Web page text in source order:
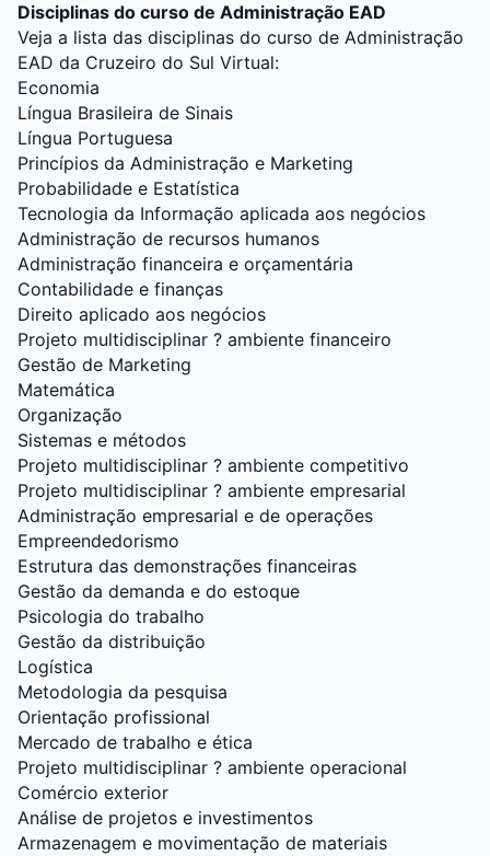
Disciplinas do curso de Administração EAD
Veja a lista das disciplinas do curso de Administração
EAD da Cruzeiro do Sul Virtual:
Economia
Língua Brasileira de Sinais
Língua Portuguesa
Princípios da Administração e Marketing
Probabilidade e Estatística
Tecnologia da Informação aplicada aos negócios
Administração de recursos humanos
Administração financeira e orçamentária
Contabilidade e finanças
Direito aplicado aos negócios
Projeto multidisciplinar ? ambiente financeiro
Gestão de Marketing
Matemática
Organização
Sistemas e métodos
Projeto multidisciplinar ? ambiente competitivo
Projeto multidisciplinar ? ambiente empresarial
Administração empresarial e de operações
Empreendedorismo
Estrutura das demonstrações financeiras
Gestão da demanda e do estoque
Psicologia do trabalho
Gestão da distribuição
Logística
Metodologia da pesquisa
Orientação profissional
Mercado de trabalho e ética
Projeto multidisciplinar ? ambiente operacional
Comércio exterior
Análise de projetos e investimentos
Armazenagem e movimentação de materiais